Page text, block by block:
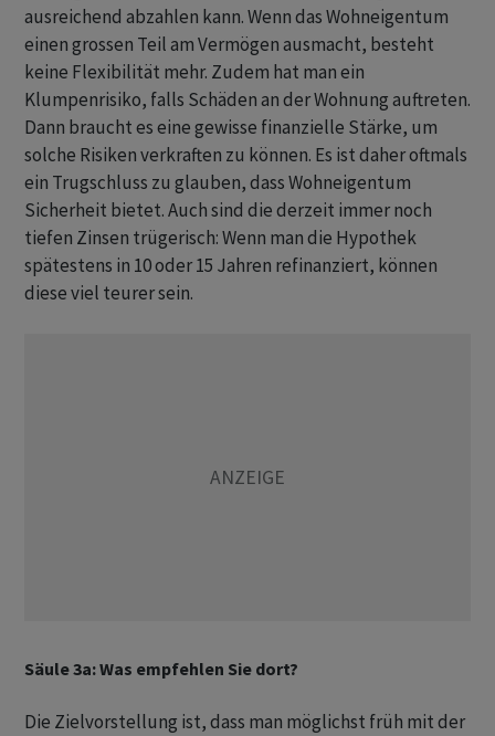
ausreichend abzahlen kann. Wenn das Wohneigentum
einen grossen Teil am Vermögen ausmacht, besteht
keine Flexibilität mehr. Zudem hat man ein
Klumpenrisiko, falls Schäden an der Wohnung auftreten.
Dann braucht es eine gewisse finanzielle Stärke, um
solche Risiken verkraften zu können. Es ist daher oftmals
ein Trugschluss zu glauben, dass Wohneigentum
Sicherheit bietet. Auch sind die derzeit immer noch
tiefen Zinsen trügerisch: Wenn man die Hypothek
spätestens in 10 oder 15 Jahren refinanziert, können
diese viel teurer sein.
Säule 3a: Was empfehlen Sie dort?
Die Zielvorstellung ist, dass man möglichst früh mit der